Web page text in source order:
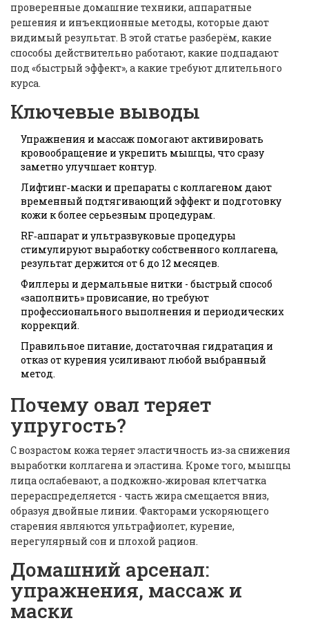
проверенные домашние техники, аппаратные
решения и инъекционные методы, которые дают
видимый результат. В этой статье разберём, какие
способы действительно работают, какие подпадают
под «быстрый эффект», а какие требуют длительного
курса.
Ключевые выводы
Упражнения и массаж помогают активировать
кровообращение и укрепить мышцы, что сразу
заметно улучшает контур.
Лифтинг‑маски и препараты с коллагеном дают
временный подтягивающий эффект и подготовку
кожи к более серьезным процедурам.
RF‑аппарат и ультразвуковые процедуры
стимулируют выработку собственного коллагена,
результат держится от 6 до 12 месяцев.
Филлеры и дермальные нитки - быстрый способ
«заполнить» провисание, но требуют
профессионального выполнения и периодических
коррекций.
Правильное питание, достаточная гидратация и
отказ от курения усиливают любой выбранный
метод.
Почему овал теряет
упругость?
С возрастом кожа теряет эластичность из‑за снижения
выработки коллагена и эластина. Кроме того, мышцы
лица ослабевают, а подкожно‑жировая клетчатка
перераспределяется - часть жира смещается вниз,
образуя двойные линии. Факторами ускоряющего
старения являются ультрафиолет, курение,
нерегулярный сон и плохой рацион.
Домашний арсенал:
упражнения, массаж и
маски